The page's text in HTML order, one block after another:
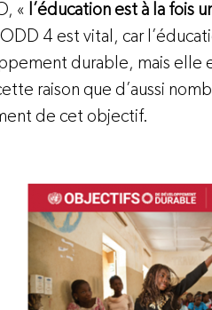
« l’éducation est à la fois
4 est vital, car
durable, mais elle
raison que d’aussi
de cet objectif.